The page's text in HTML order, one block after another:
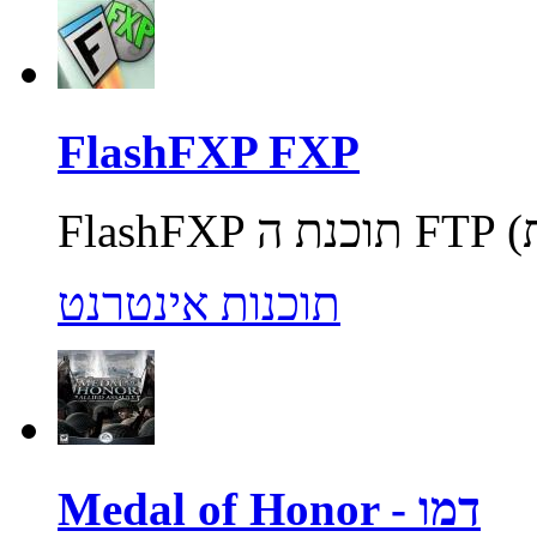
FlashFXP FXP
תוכנות אינטרנט
Medal of Honor - דמו